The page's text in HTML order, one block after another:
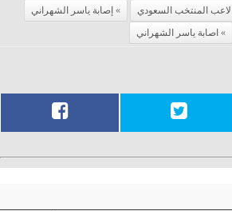
لاعب المنتخب السعودي
إصابة ياسر الشهراني
اصابة ياسر الشهراني